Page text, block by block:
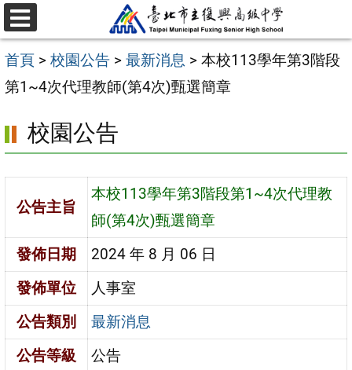
跳
至
主
要
容
區
選
單
首頁 > 校園公告 > 最新消息 > 本校113學年第3階段
第1~4次代理教師(第4次)甄選簡章
校園公告
公告主旨
本校113學年第3階段第1~4次代理教
師(第4次)甄選簡章
發佈日期
2024 年 8 月 06 日
發佈單位
人事室
公告類別
最新消息
公告等級
公告